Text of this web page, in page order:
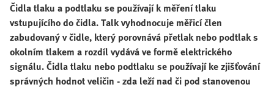
Čidla tlaku a podtlaku se používají k měření tlaku
vstupujícího do čidla. Talk vyhodnocuje měřicí člen
zabudovaný v čidle, který porovnává přetlak nebo podtlak s
okolním tlakem a rozdíl vydává ve formě elektrického
signálu. Čidla tlaku nebo podtlaku se používají ke zjišťování
správných hodnot veličin - zda leží nad či pod stanovenou